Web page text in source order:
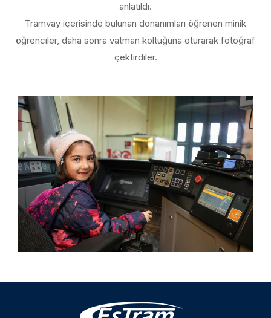
anlatıldı.
Tramvay içerisinde bulunan donanımları öğrenen minik
öğrenciler, daha sonra vatman koltuğuna oturarak fotoğraf
çektirdiler.